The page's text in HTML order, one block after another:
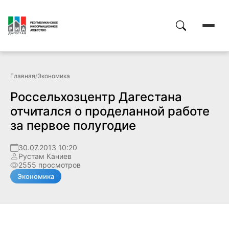
Главная/Экономика
Россельхозцентр Дагестана
отчитался о проделанной работе
за первое полугодие
30.07.2013 10:20
Рустам Каниев
2555 просмотров
Экономика